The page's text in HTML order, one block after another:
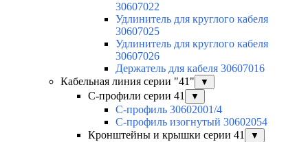
30607022
Удлинитель для круглого кабеля
30607025
Удлинитель для круглого кабеля
30607026
Держатель для кабеля 30607016
Кабельная линия серии "41"
▼
С-профили серии 41 ▼
С-профиль 30602001/4
С-профиль изогнутый 30602054
Кронштейны и крышки серии 41
▼